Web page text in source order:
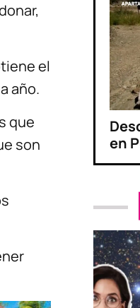
el
año.
que
son
en